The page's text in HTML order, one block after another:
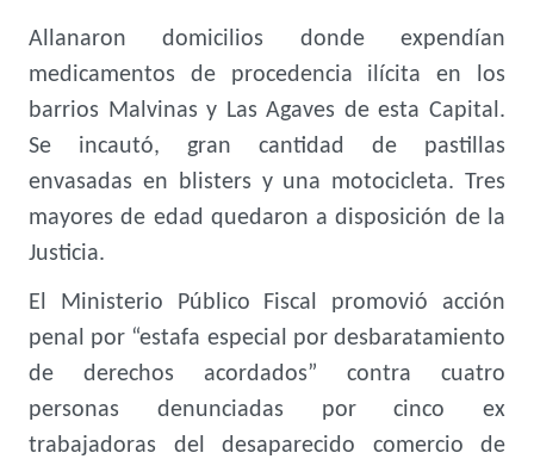
Allanaron domicilios donde expendían
medicamentos de procedencia ilícita en los
barrios Malvinas y Las Agaves de esta Capital.
Se incautó, gran cantidad de pastillas
envasadas en blisters y una motocicleta. Tres
mayores de edad quedaron a disposición de la
Justicia.
El Ministerio Público Fiscal promovió acción
penal por “estafa especial por desbaratamiento
de derechos acordados” contra cuatro
personas denunciadas por cinco ex
trabajadoras del desaparecido comercio de